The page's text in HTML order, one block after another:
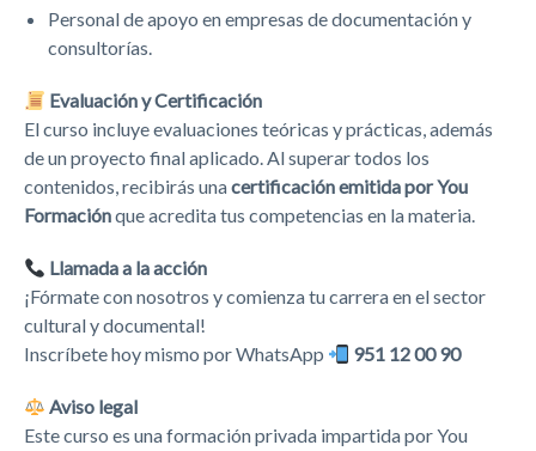
Personal de apoyo en empresas de documentación y
consultorías.
Evaluación y Certificación
El curso incluye evaluaciones teóricas y prácticas, además
de un proyecto final aplicado. Al superar todos los
contenidos, recibirás unacertificación emitida por You
Formaciónque acredita tus competencias en la materia.
Llamada a la acción
¡Fórmate con nosotros y comienza tu carrera en el sector
cultural y documental!
Inscríbete hoy mismo por WhatsApp
951 12 00 90
Aviso legal
Este curso es una formación privada impartida por You